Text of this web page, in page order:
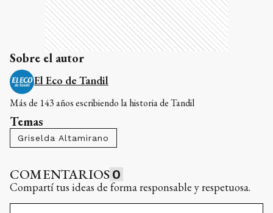
Sobre el autor
El Eco de Tandil
Más de 143 años escribiendo la historia de Tandil
Temas
Griselda Altamirano
COMENTARIOS 0
Compartí tus ideas de forma responsable y respetuosa.